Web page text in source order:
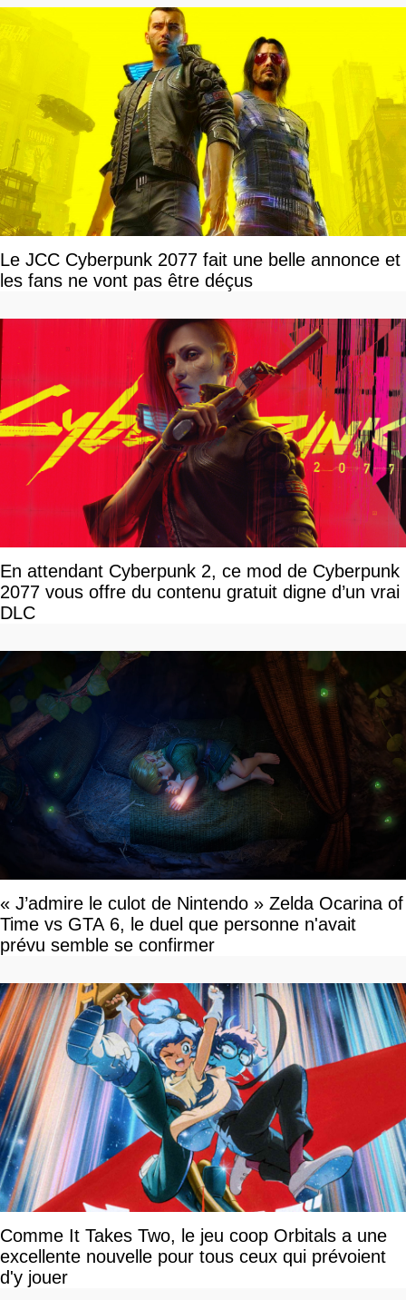
Le JCC Cyberpunk 2077 fait une belle annonce et
les fans ne vont pas être déçus
En attendant Cyberpunk 2, ce mod de Cyberpunk
2077 vous offre du contenu gratuit digne d’un vrai
DLC
« J’admire le culot de Nintendo » Zelda Ocarina of
Time vs GTA 6, le duel que personne n'avait
prévu semble se confirmer
Comme It Takes Two, le jeu coop Orbitals a une
excellente nouvelle pour tous ceux qui prévoient
d'y jouer